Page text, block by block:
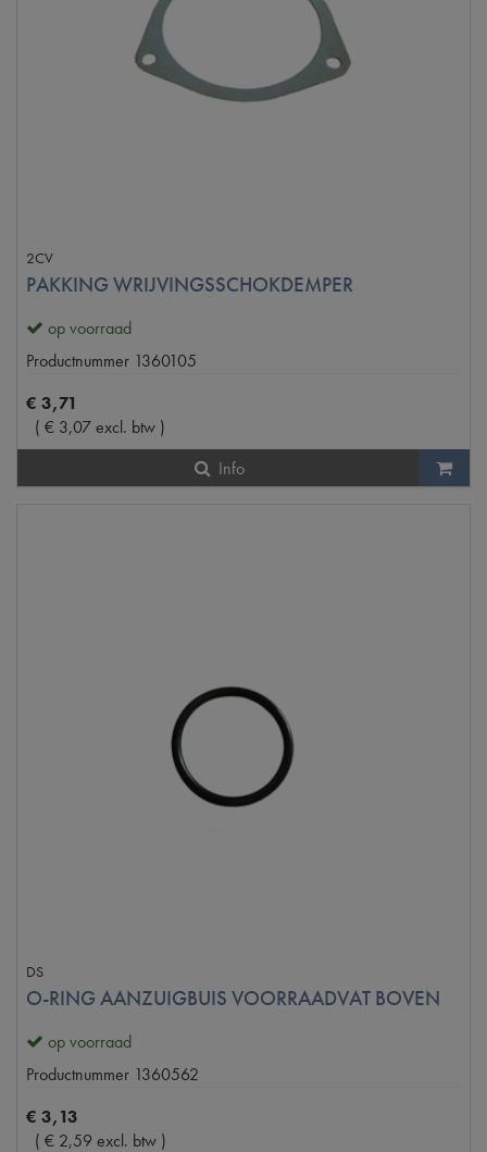
2CV
PAKKING WRIJVINGSSCHOKDEMPER
op voorraad
Productnummer 1360105
€ 3,71
( € 3,07excl. btw )
Info
DS
O-RING AANZUIGBUIS VOORRAADVAT BOVEN
op voorraad
Productnummer 1360562
€ 3,13
( € 2,59 excl. btw )